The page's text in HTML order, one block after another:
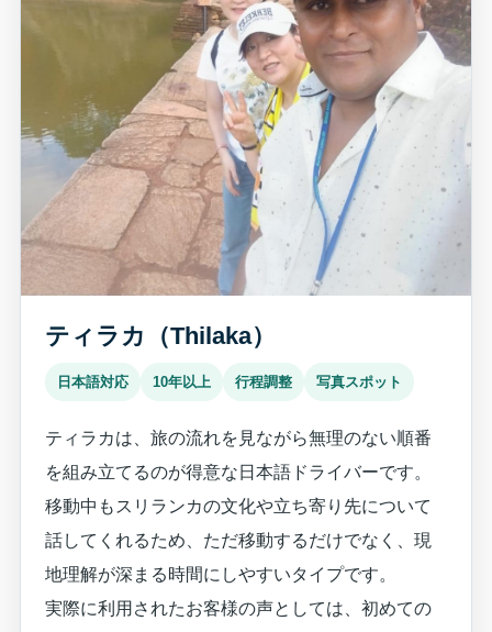
ティラカ（Thilaka）
日本語対応 10年以上 行程調整 写真スポット
ティラカは、旅の流れを見ながら無理のない順番
を組み立てるのが得意な日本語ドライバーです。
移動中もスリランカの文化や立ち寄り先について
話してくれるため、ただ移動するだけでなく、現
地理解が深まる時間にしやすいタイプです。
実際に利用されたお客様の声としては、初めての